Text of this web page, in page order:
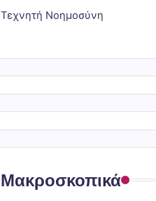
Τεχνητή Νοημοσύνη
Μακροσκοπικά